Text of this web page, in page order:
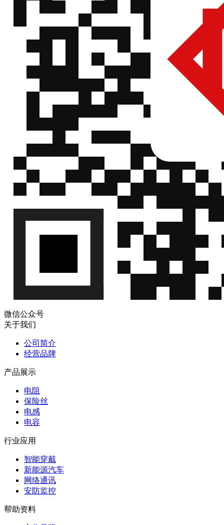
微信公众号
关于我们
公司简介
经营品牌
产品展示
电阻
保险丝
电感
电容
行业应用
智能穿戴
新能源汽车
网络通讯
安防监控
帮助资料